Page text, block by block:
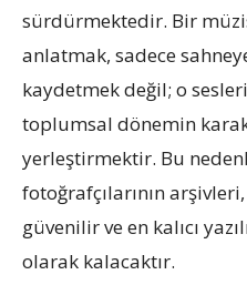
sürdürmektedir. Bir
anlatmak, sadece
kaydetmek değil; o
toplumsal dönemin
yerleştirmektir. Bu
fotoğrafçılarının
güvenilir ve en kalıcı
olarak kalacaktır.